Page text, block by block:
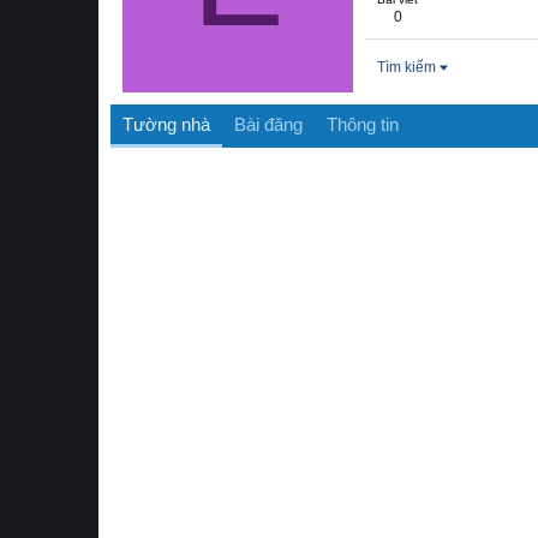
0
Tìm kiếm
Tường nhà Bài đăng Thông tin